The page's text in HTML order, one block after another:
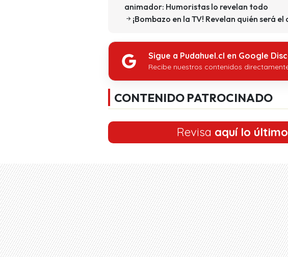
animador: Humoristas lo revelan todo
¡Bombazo en la TV! Revelan quién será
Sigue a Pudahuel.cl en Google
Recibe nuestros contenidos
CONTENIDO PATROCINADO
Revisa aquí lo último